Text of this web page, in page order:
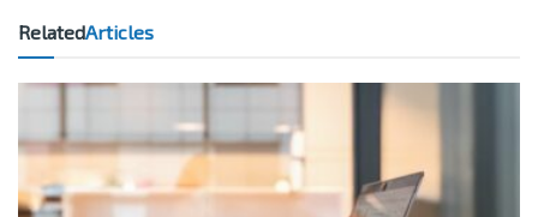
RelatedArticles